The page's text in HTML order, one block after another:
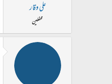
علی وقار
محفلین